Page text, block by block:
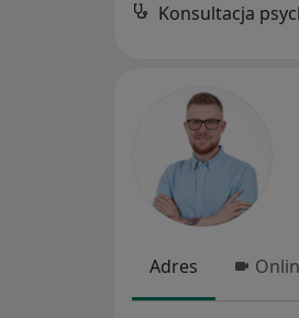
Konsultacja
Adres